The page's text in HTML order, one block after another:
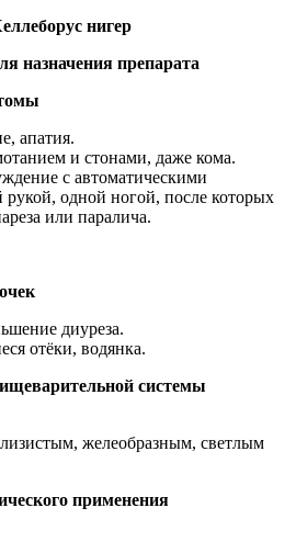
нигер
назначения препарата
апатия.
и стонами, даже кома.
с автоматическими
одной ногой, после которых
или паралича.
диуреза.
отёки, водянка.
системы
желеобразным, светлым
применения